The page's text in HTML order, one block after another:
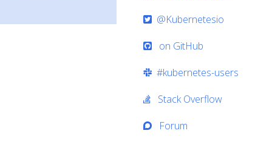
@Kubernetesio
on GitHub
#kubernetes-users
Stack Overflow
Forum